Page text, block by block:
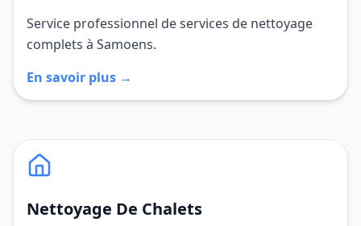
Service professionnel de services de nettoyage
complets à Samoens.
En savoir plus →
Nettoyage De Chalets